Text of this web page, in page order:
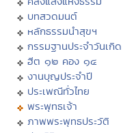
บทสวดมนต์
หลักธรรมนำสุขฯ
กรรมฐานประจำวันเกิด
ฮีต ๑๒ คอง ๑๔
งานบุญประจำปี
ประเพณีทั่วไทย
พระพุทธเจ้า
ภาพพระพุทธประวัติ